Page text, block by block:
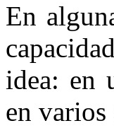
En
idea: en
en